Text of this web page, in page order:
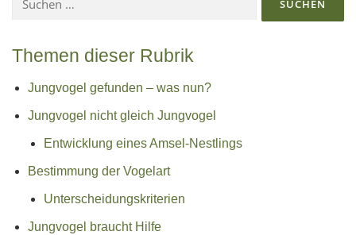
nach:
Themen dieser Rubrik
Jungvogel gefunden – was nun?
Jungvogel nicht gleich Jungvogel
Entwicklung eines Amsel-Nestlings
Bestimmung der Vogelart
Unterscheidungskriterien
Jungvogel braucht Hilfe